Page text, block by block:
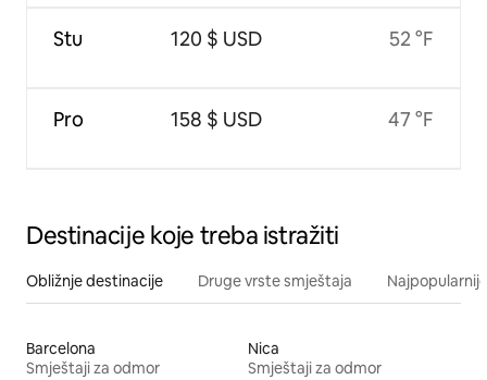
Stu
Pro
120 $ USD
158 $ USD
52 °F
47 °F
Destinacije koje treba istražiti
Obližnje destinacije Druge vrste smještaja
Barcelona
Smještaji za odmor
Nica
Smještaji za odmor